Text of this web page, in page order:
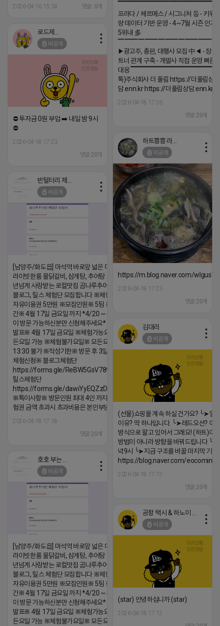
2026-04-16 15:34 댓글: 0개
▔▔▔▔▔▔▔▔▔▔▔▔▔▔▔▔▔▔ ▶
프라다 / 헤르메스 / 시그니처 등 - 키워
량 데이터 기반 운영 - 4~7월 시즌 인기
5위내 多
▶광고주, 총판, 대행사 모집 中◀ - 장기
트너 관계 구축 - 개발사 직접 운영 빠른
대응
톡)주식회사 더 풀림 https://더풀림상
담.enn.kr https://더풀림상담.enn.kr
2026-04-18 17:26
댓글:20개
비공개
⛔️ 투자금 0원 부업 ➡️ 내일 밤 9시
⛔️
2026-04-18 17:23
댓글:20개
하트뿅뿅 라이언
비공개
https://m.blog.naver.com/
2026-04-18 17:23
댓글:20개
비공개
[남양주/화도읍] 마석역 바로앞 넓은 매장과, 프
라이빗한룸 물닭갈비, 삼계탕, 추어탕 맛집 10
년넘게 사랑받는 로컬맛집 곰나루추어탕에서
블로그, 릴스 체험단 모집합니다 ※체험메뉴※
자유이용권 5만원 ※모집인원※ 5팀 ※모집기
간※ 4월 17일 금요일 까지 *4/20 ~ 4/26 사
이 방문 가능하신분만 신청해주세요* ※체험단
발표※ 4월 17일 금요일 ※체험가능요일※ 모
든요일 가능 ※체험불가요일※ 모든요일 12 ~
13:30 불가 ※작성기한※ 방문 후 3일 이내 ※
체험신청※ 블로그체험단
https://forms.gle/ReBW5GsV789ur2Pz6
릴스체험단
https://forms.gle/dawiYyEQZzDdqf8W8
※특이사항※ 방문인원 최대 4인 까지 가능 체
험권 금액 초과시 초과비용은 본인부담입니다.
2026-04-18 17:18
댓글:20개
김대리
비공개
(선물)쇼핑몰 계속 하실 건가요? ╰➤열
이유? 딱 하나입니다. ╰➤레드오션? 아
방식으로 팔고 있어서 그래요! (하트)이
방법이 아니라 방향을 바꿔드립니다
녁9시 ╰➤지금 구조를 바꿀 마지막 기회
https://blog.naver.com/eocomim/
2026-04-18 17:15
댓글:20개
비공개
[남양주/화도읍] 마석역 바로앞 넓은 매장과, 프
라이빗한룸 물닭갈비, 삼계탕, 추어탕 맛집 10
년넘게 사랑받는 로컬맛집 곰나루추어탕에서
블로그, 릴스 체험단 모집합니다 ※체험메뉴※
자유이용권 5만원 ※모집인원※ 5팀 ※모집기
간※ 4월 17일 금요일 까지 *4/20 ~ 4/26 사
이 방문 가능하신분만 신청해주세요* ※체험단
발표※ 4월 17일 금요일 ※체험가능요일※ 모
든요일 가능 ※체험불가요일※ 모든요일 12 ~
비공개
(star) 안녕하십니까 (star)
2026-04-18 17:12